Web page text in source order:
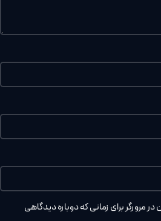
مرورگر برای زمانی که دوباره دیدگاهی